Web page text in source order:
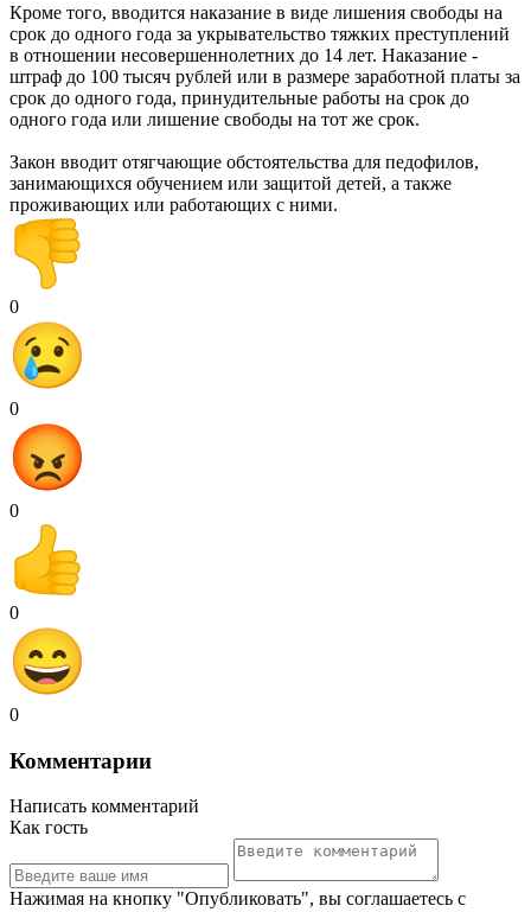
Кроме того, вводится наказание в виде лишения свободы на
срок до одного года за укрывательство тяжких преступлений
в отношении несовершеннолетних до 14 лет. Наказание -
штраф до 100 тысяч рублей или в размере заработной платы за
срок до одного года, принудительные работы на срок до
одного года или лишение свободы на тот же срок.
Закон вводит отягчающие обстоятельства для педофилов,
занимающихся обучением или защитой детей, а также
проживающих или работающих с ними.
0
0
0
0
0
Комментарии
Написать комментарий
Как гость
Нажимая на кнопку "Опубликовать", вы соглашаетесь с